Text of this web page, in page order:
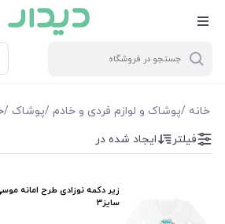
خانه /پوشاک و لوازم فردی و خادم /پوشاک /
فیلتر بر اساس قیمت
فیلترها
فیلتر ایجاد شده در
زیر دکمه نوزادی طرح امانه
سایز3